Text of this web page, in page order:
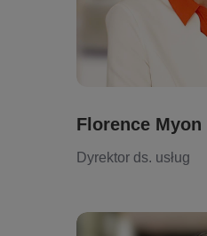
Florence Myon
Dyrektor ds. usług